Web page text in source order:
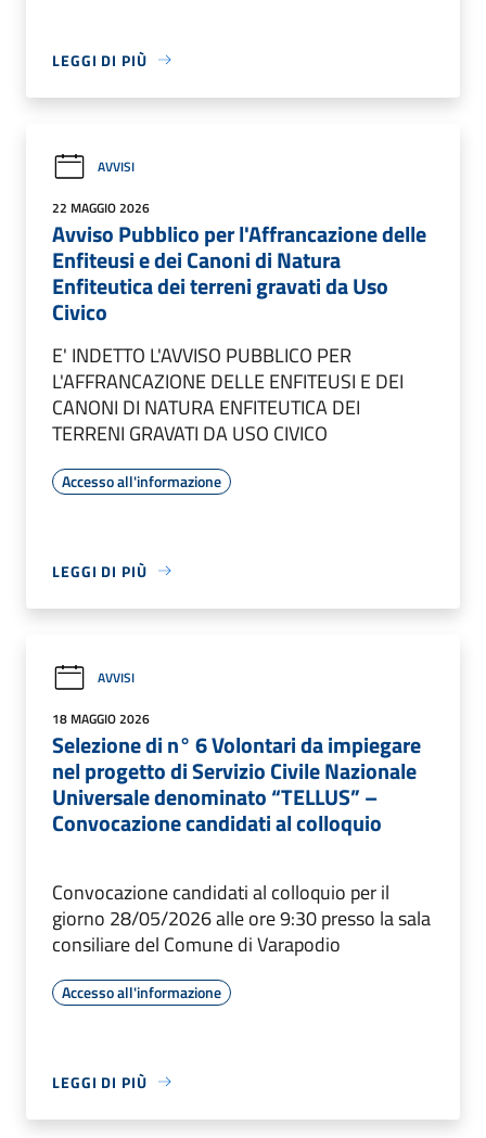
LEGGI DI PIÙ
AVVISI
22 MAGGIO 2026
Avviso Pubblico per l'Affrancazione delle
Enfiteusi e dei Canoni di Natura
Enfiteutica dei terreni gravati da Uso
Civico
E' INDETTO L'AVVISO PUBBLICO PER
L'AFFRANCAZIONE DELLE ENFITEUSI E DEI
CANONI DI NATURA ENFITEUTICA DEI
TERRENI GRAVATI DA USO CIVICO
Accesso all'informazione
LEGGI DI PIÙ
AVVISI
18 MAGGIO 2026
Selezione di n° 6 Volontari da impiegare
nel progetto di Servizio Civile Nazionale
Universale denominato “TELLUS” –
Convocazione candidati al colloquio
Convocazione candidati al colloquio per il
giorno 28/05/2026 alle ore 9:30 presso la sala
consiliare del Comune di Varapodio
Accesso all'informazione
LEGGI DI PIÙ